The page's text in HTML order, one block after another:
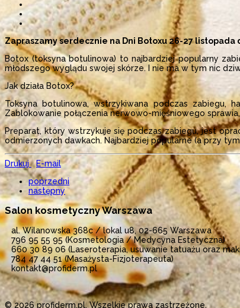
Zapraszamy serdecznie na Dni Botoxu 26-27 listopada
Botox (toksyna botulinowa) to najbardziej popularny
młodszego wyglądu swojej skórze. I nie ma w tym nic
Jak działa Botox?
Toksyna botulinowa, wstrzykiwana podczas zabiegu,
Zablokowanie połączenia nerwowo-mięśniowego
Preparat, który wstrzykuje się podczas zabiegu, jest
odmierzonych dawkach. Najbardziej popularne (a przy
Drukuj
E-mail
poprzedni
następny
Salon kosmetyczny Warszawa
al. Wilanowska 368c / lokal u8, 02-665 Warszawa
796 95 55 95 (Kosmetologia / Medycyna Estetyczna)
660 30 89 06 (Laseroterapia, usuwanie tatuażu oraz
784 47 44 51 (Masażysta-Fizjoterapeuta)
kontakt@profiderm.pl
© 2026 profiderm.pl. Wszelkie prawa zastrzeżone.